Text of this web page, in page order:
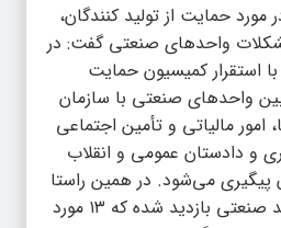
حمایت از تولید کنندگان،
واحدهای صنعتی گفت: در
استقرار کمیسیون حمایت
واحدهای صنعتی با سازمان
مالیاتی و تأمین اجتماعی
و دادستان عمومی و انقلاب
پیگیری می‌شود. در همین راستا
طی این مدت از ۶۷ واحد صنعتی بازدید شده که ۱۳ مورد